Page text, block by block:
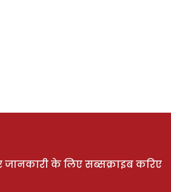
जानकारी के लिए सब्सक्राइब करिए